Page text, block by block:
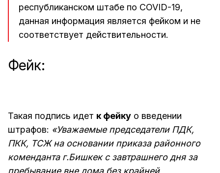
республиканском штабе по COVID-19,
данная информация является фейком и не
соответствует действительности.
Фейк:
Такая подпись идет к фейку о введении
штрафов: «Уважаемые председатели ПДК,
ПКК, ТСЖ на основании приказа районного
коменданта г.Бишкек с завтрашнего дня за
пребывание вне дома без крайней